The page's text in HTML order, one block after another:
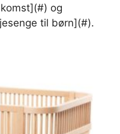
og
til børn](#).